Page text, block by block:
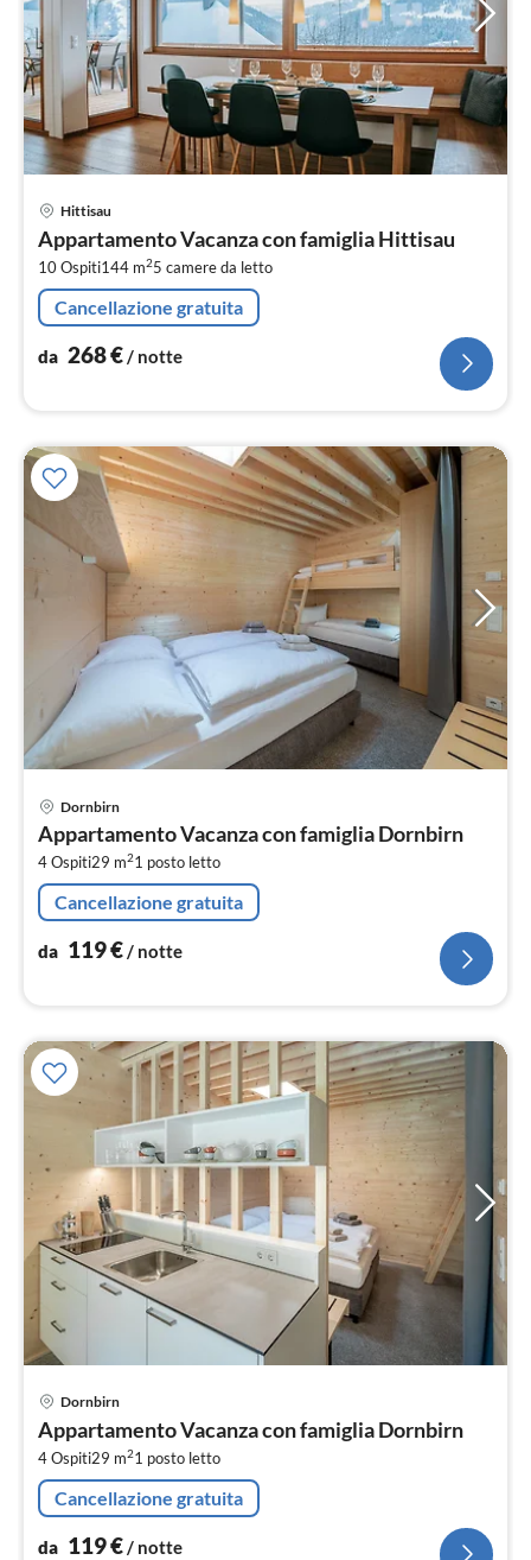
Hittisau
Appartamento Vacanza con famiglia Hittisau
10 Ospiti144 m25 camere da letto
Cancellazione gratuita
da 268€/ notte
Dornbirn
Appartamento Vacanza con famiglia Dornbirn
4 Ospiti29 m21 posto letto
Cancellazione gratuita
da 119€/ notte
Dornbirn
Appartamento Vacanza con famiglia Dornbirn
4 Ospiti29 m21 posto letto
Cancellazione gratuita
da 119€ / notte